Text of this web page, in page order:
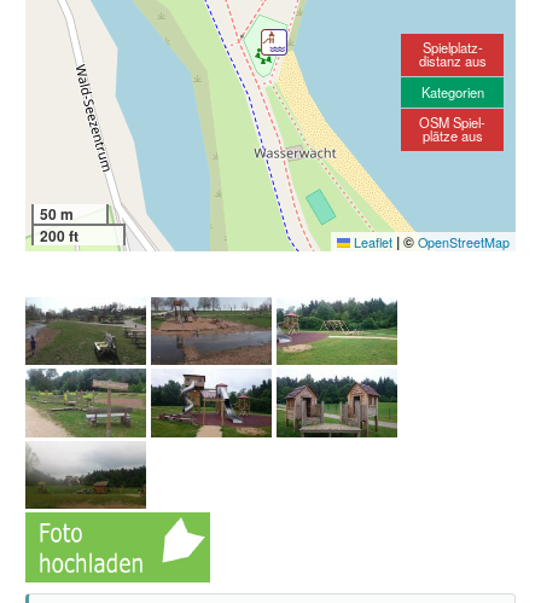
50 m
200 ft
Leaflet |© OpenStreetMap
Spielplatz-
distanz aus
Kategorien
OSM Spiel-
plätze aus